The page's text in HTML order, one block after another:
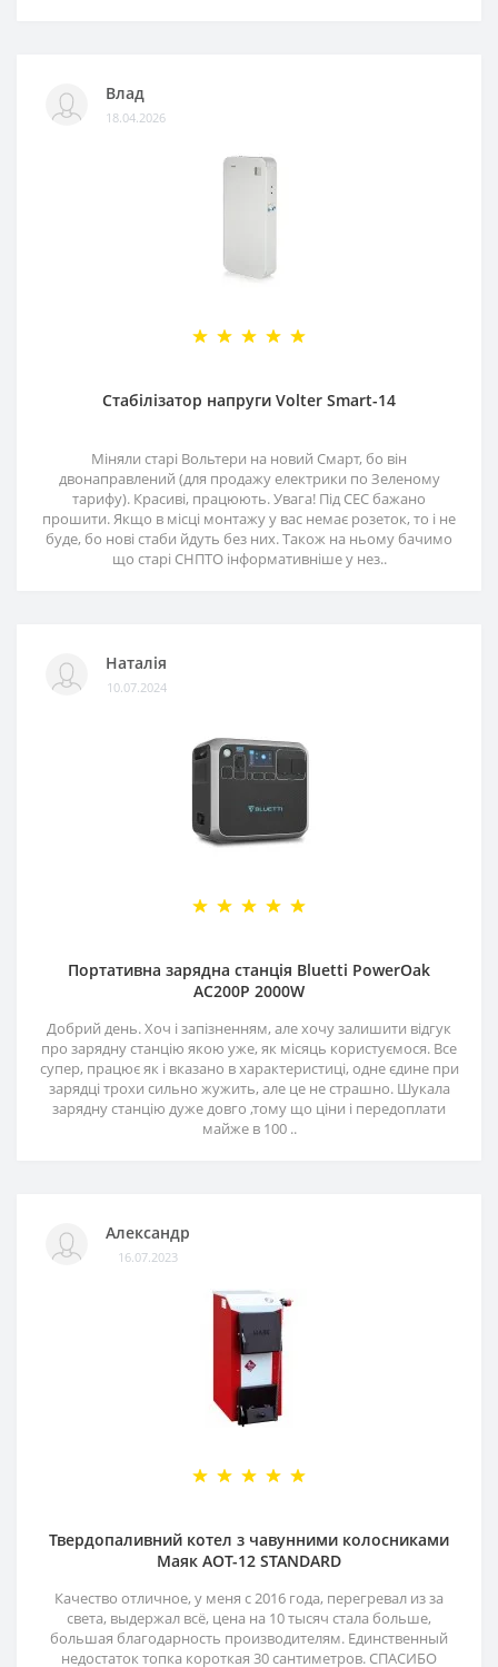
Влад
18.04.2026
Стабілізатор напруги Volter Smart-14
Міняли старі Вольтери на новий Смарт, бо він
двонаправлений (для продажу електрики по Зеленому
тарифу). Красиві, працюють. Увага! Під СЕС бажано
прошити. Якщо в місці монтажу у вас немає розеток, то і не
буде, бо нові стаби йдуть без них. Також на ньому бачимо
що старі СНПТО інформативніше у нез..
Наталія
10.07.2024
Портативна зарядна станція Bluetti PowerOak
AC200P 2000W
Добрий день. Хоч і запізненням, але хочу залишити відгук
про зарядну станцію якою уже, як місяць користуємося. Все
супер, працює як і вказано в характеристиці, одне єдине при
зарядці трохи сильно жужить, але це не страшно. Шукала
зарядну станцію дуже довго ,тому що ціни і передоплати
майже в 100 ..
Александр
16.07.2023
Твердопаливний котел з чавунними колосниками
Маяк АОТ-12 STANDARD
Качество отличное, у меня с 2016 года, перегревал из за
света, выдержал всё, цена на 10 тысяч стала больше,
большая благодарность производителям. Единственный
недостаток топка короткая 30 сантиметров. СПАСИБО